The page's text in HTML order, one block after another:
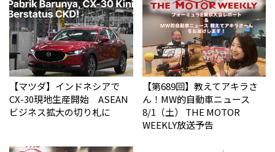
【マツダ】インドネシアで
CX-30現地生産開始 ASEAN
ビジネス拡大の切り札に
【第689回】教えてアキラさ
ん！MW的自動車ニュース
8/1（土） THE MOTOR
WEEKLY放送予告